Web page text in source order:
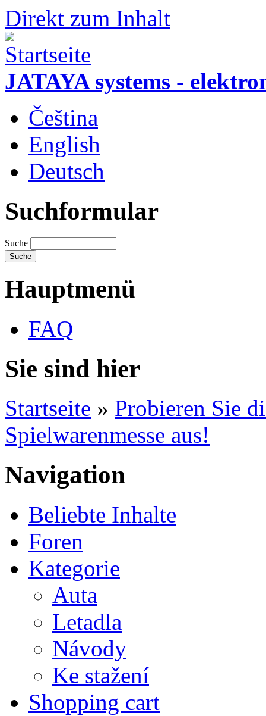
Direkt zum Inhalt
JATAYA systems -
Čeština
English
Deutsch
Suchformular
Suche
Hauptmenü
FAQ
Sie sind hier
Startseite » Probieren Sie
Spielwarenmesse aus!
Navigation
Beliebte Inhalte
Foren
Kategorie
Auta
Letadla
Návody
Ke stažení
Shopping cart